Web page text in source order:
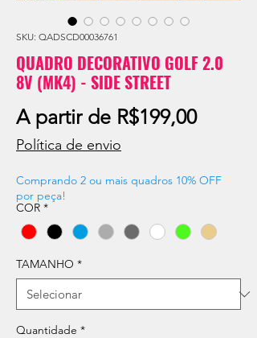
SKU: QADSCD00036761
QUADRO DECORATIVO GOLF 2.0
8V (MK4) - SIDE STREET
A partir de R$199,00Preço
Política de envio
Comprando 2 ou mais quadros 10% OFF
por peça!
COR *
TAMANHO *
Quantidade *